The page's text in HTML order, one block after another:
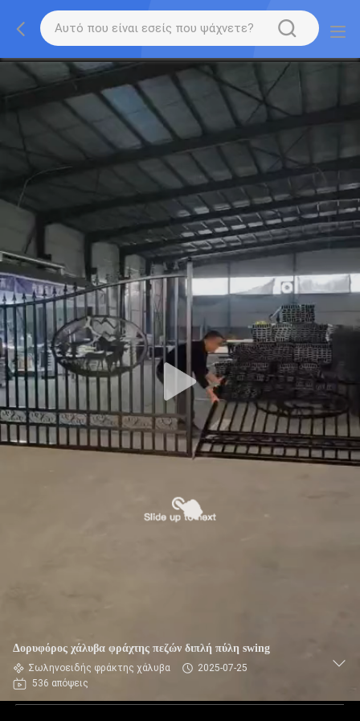
Δορυφόρος χάλυβα φράχτης πεζών διπλή πύλη swing
Σωληνοειδής φράκτης χάλυβα
2025-07-25
536 απόψεις